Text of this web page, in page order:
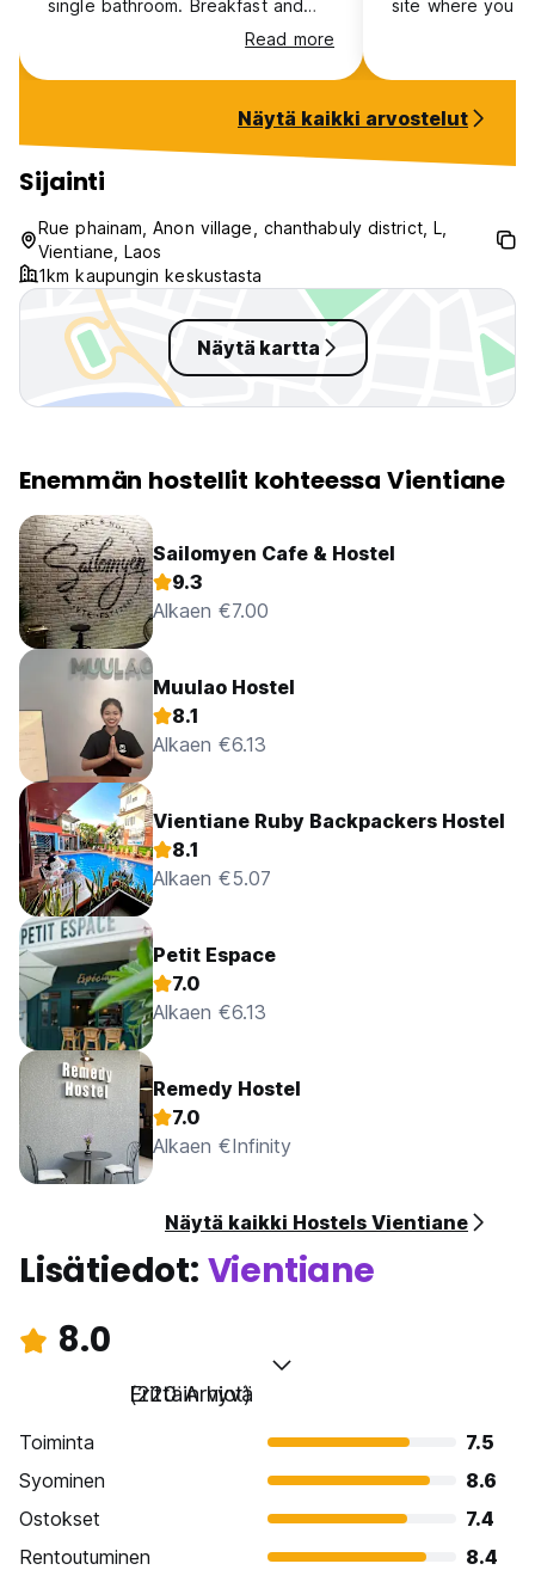
single bathroom. Breakfast and
coffee was great as well.Read more
site where you
your own
it, which is fine
outside . Very
good place to
peaceful break.
Näytä kaikki arvostelut
Sijainti
Rue phainam, Anon village, chanthabuly district, L,
Vientiane, Laos
1km kaupungin keskustasta
Näytä kartta
Enemmän hostellit kohteessa Vientiane
Sailomyen Cafe & Hostel
9.3
Alkaen €7.00
Muulao Hostel
8.1
Alkaen €6.13
Vientiane Ruby Backpackers Hostel
8.1
Alkaen €5.07
Petit Espace
7.0
Alkaen €6.13
Remedy Hostel
7.0
Alkaen €Infinity
Näytä kaikki Hostels Vientiane
Lisätiedot: Vientiane
8.0
Erittäin hyvä
(220 Arviot)
Toiminta
7.5
Syominen
8.6
Ostokset
7.4
Rentoutuminen
8.4